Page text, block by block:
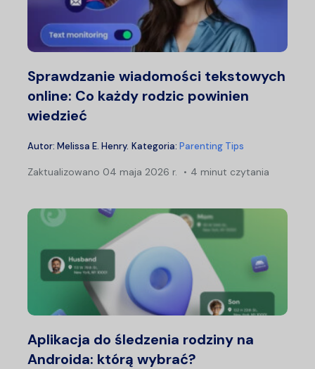
Sprawdzanie wiadomości tekstowych
online: Co każdy rodzic powinien
wiedzieć
Autor: Melissa E. Henry. Kategoria: Parenting Tips
Zaktualizowano 04 maja 2026 r. 4 minut czytania
Aplikacja do śledzenia rodziny na
Androida: którą wybrać?